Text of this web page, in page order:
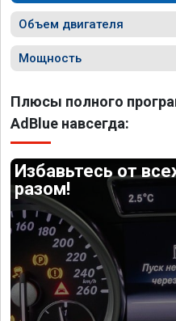
Объем двигателя
Мощность
Плюсы полного
AdBlue навсегда:
Избавьтесь от
разом!